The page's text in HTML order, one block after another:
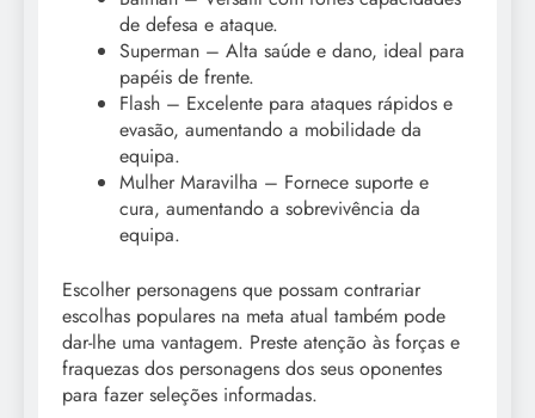
de defesa e ataque.
Superman – Alta saúde e dano, ideal para
papéis de frente.
Flash – Excelente para ataques rápidos e
evasão, aumentando a mobilidade da
equipa.
Mulher Maravilha – Fornece suporte e
cura, aumentando a sobrevivência da
equipa.
Escolher personagens que possam contrariar
escolhas populares na meta atual também pode
dar-lhe uma vantagem. Preste atenção às forças e
fraquezas dos personagens dos seus oponentes
para fazer seleções informadas.